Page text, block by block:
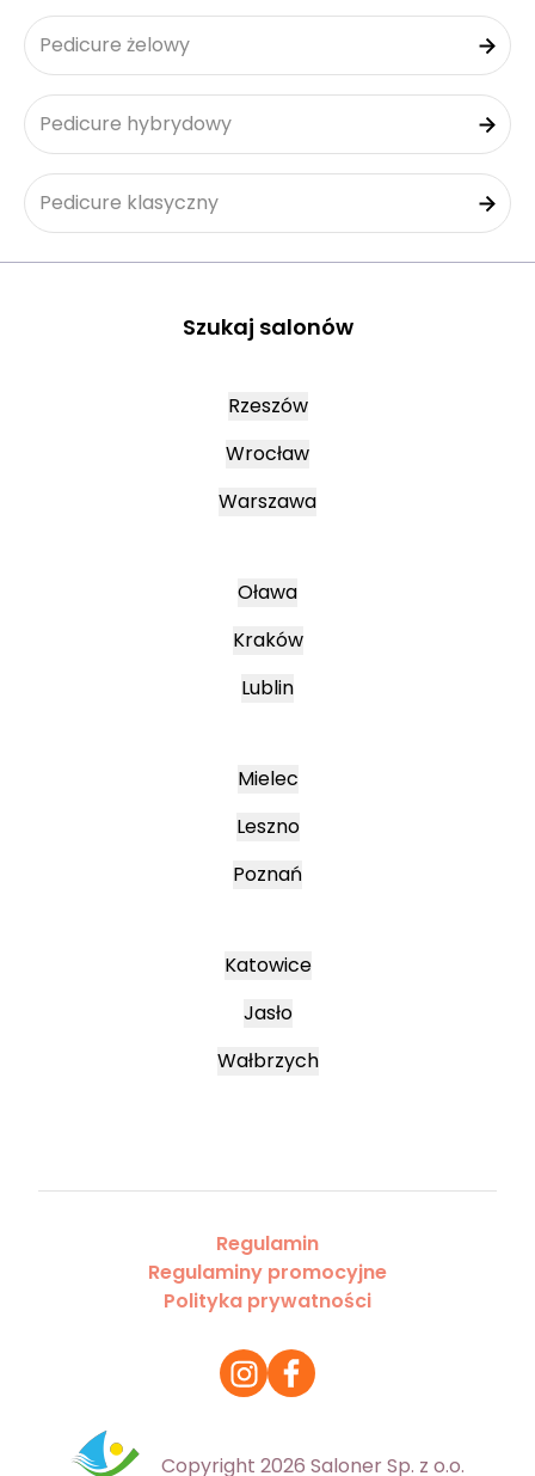
Pedicure żelowy
Pedicure hybrydowy
Pedicure klasyczny
Szukaj salonów
Rzeszów
Wrocław
Warszawa
Oława
Kraków
Lublin
Mielec
Leszno
Poznań
Katowice
Jasło
Wałbrzych
Regulamin
Regulaminy promocyjne
Polityka prywatności
Copyright 2026 Saloner Sp. z o.o.